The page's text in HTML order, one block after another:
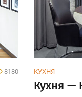
8180 КУХНЯ
Кухня —